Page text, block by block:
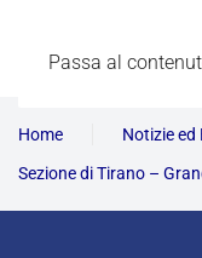
Passa al
Home
Notizie ed
Sezione di Tirano –